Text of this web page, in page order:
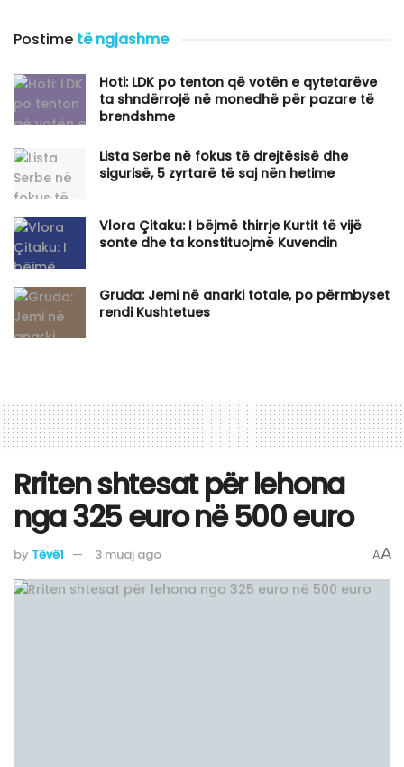
Postime të ngjashme
Hoti: LDK po tenton që votën e qytetarëve
ta shndërrojë në monedhë për pazare të
brendshme
Lista Serbe në fokus të drejtësisë dhe
sigurisë, 5 zyrtarë të saj nën hetime
Vlora Çitaku: I bëjmë thirrje Kurtit të vijë
sonte dhe ta konstituojmë Kuvendin
Gruda: Jemi në anarki totale, po përmbyset
rendi Kushtetues
Rriten shtesat për lehona
nga 325 euro në 500 euro
by Tëvë1 3 muaj ago AA